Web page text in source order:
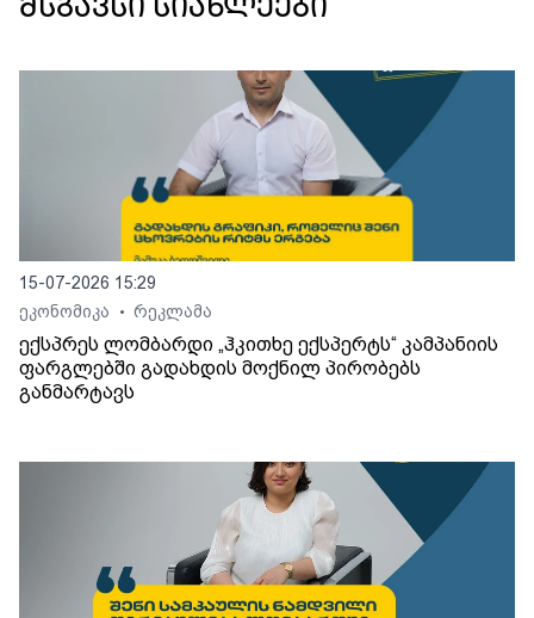
მსგავსი სიახლეები
15-07-2026 15:29
ეკონომიკა
• რეკლამა
ექსპრეს ლომბარდი „ჰკითხე ექსპერტს“ კამპანიის
ფარგლებში გადახდის მოქნილ პირობებს
განმარტავს